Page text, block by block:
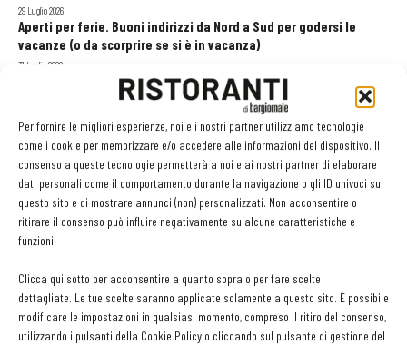
Per fornire le migliori esperienze, noi e i nostri partner utilizziamo tecnologie
come i cookie per memorizzare e/o accedere alle informazioni del dispositivo. Il
consenso a queste tecnologie permetterà a noi e ai nostri partner di elaborare
dati personali come il comportamento durante la navigazione o gli ID univoci su
questo sito e di mostrare annunci (non) personalizzati. Non acconsentire o
ritirare il consenso può influire negativamente su alcune caratteristiche e
funzioni.
Clicca qui sotto per acconsentire a quanto sopra o per fare scelte
dettagliate. Le tue scelte saranno applicate solamente a questo sito. È possibile
modificare le impostazioni in qualsiasi momento, compreso il ritiro del consenso,
utilizzando i pulsanti della Cookie Policy o cliccando sul pulsante di gestione del
29 Luglio 2026
Aperti per ferie. Buoni indirizzi da Nord a Sud per godersi le
vacanze (o da scorprire se si è in vacanza)
31 Luglio 2026
Recensioni online, Fipe e le associazioni del turismo chiedono
modifiche alle Linee Guida dell’Antitrust
20 Luglio 2026
EDICOLA WEB